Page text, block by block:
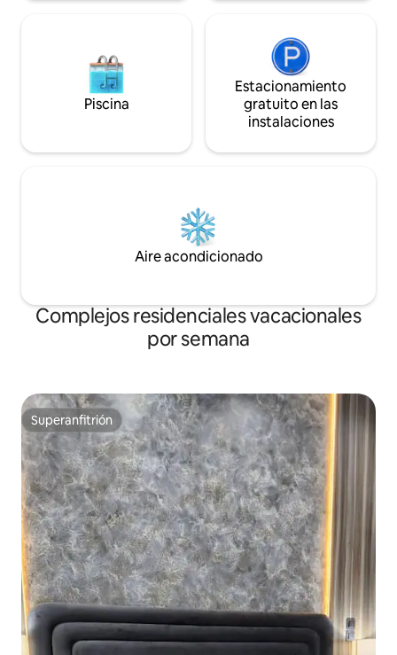
Piscina
Estacionamiento
gratuito en las
instalaciones
Aire acondicionado
Complejos residenciales vacacionales
por semana
Superanfitrión
Superanfitrión